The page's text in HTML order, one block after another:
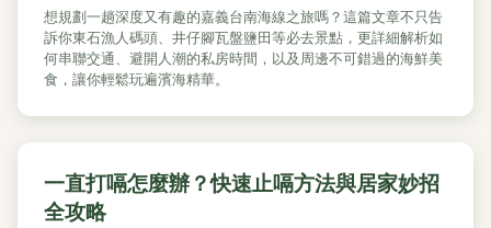
想規劃一趟深度又有趣的嘉義台南海線之旅嗎？這篇文章不只告
訴你東石漁人碼頭、井仔腳瓦盤鹽田等必去景點，更詳細解析如
何串聯交通、避開人潮的私房時間，以及周邊不可錯過的海鮮美
食，讓你輕鬆玩遍濱海精華。
一直打嗝怎麼辦？快速止嗝方法與居家妙招
全攻略